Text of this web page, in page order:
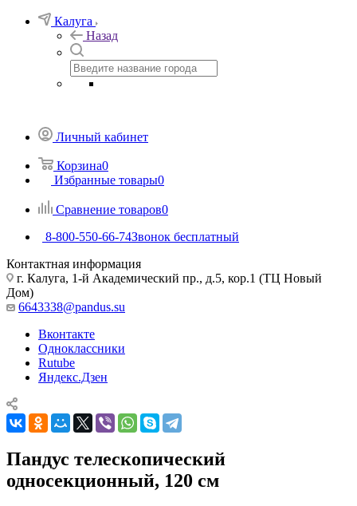
Калуга
Назад
Личный кабинет
Корзина0
Избранные товары0
Сравнение товаров0
8-800-550-66-74Звонок бесплатный
Контактная информация
г. Калуга, 1-й Академический пр., д.5, кор.1 (ТЦ Новый
Дом)
6643338@pandus.su
Вконтакте
Одноклассники
Rutube
Яндекс.Дзен
Пандус телескопический
односекционный, 120 см